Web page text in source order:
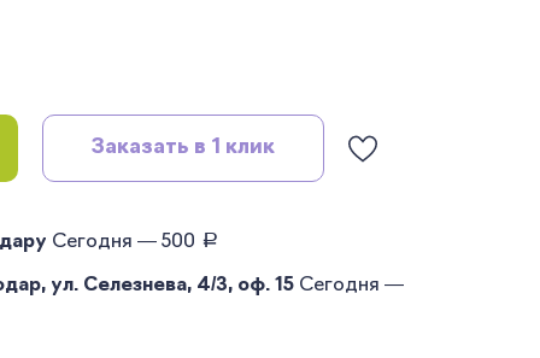
Заказать в 1 клик
Сегодня — 500 руб.
ул. Селезнева, 4/3, оф. 15 Сегодня —